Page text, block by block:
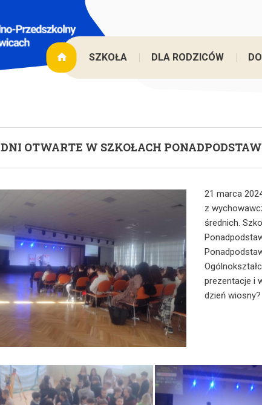
SZKOŁA DLA RODZICÓW
DNI OTWARTE W SZKOŁACH
21 marca
z
średnich.
prezentacje i
dzień wiosny?